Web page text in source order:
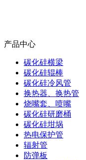
产品中心
碳化硅横梁
碳化硅辊棒
碳化硅冷风管
换热器、换热管
烧嘴套、喷嘴
碳化硅研磨桶
碳化硅坩埚
热电保护管
辐射管
防弹板